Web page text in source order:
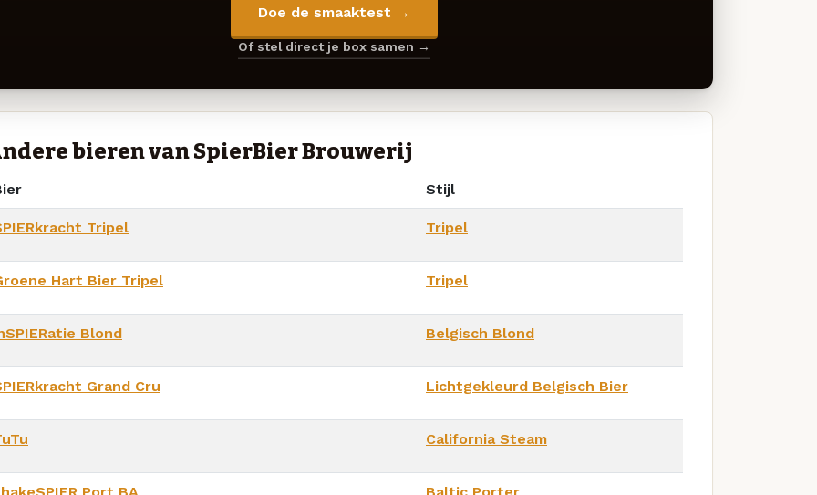
Doe de smaaktest →
Of stel direct je box samen →
bieren van SpierBier Brouwerij
Stijl
Tripel Tripel
Hart Bier Tripel Tripel
Blond Belgisch Blond
Grand Cru Lichtgekleurd Belgisch Bier
California Steam